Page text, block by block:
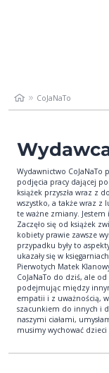
CoJaNaTo
Wydawnictwo
podjęcia pracy dającej
książek przyszła wraz z
wszystko, a także wraz
te ważne zmiany.
Zaczęło się od książek
kobiety prawie zawsze
przypadku były to
ukazały się w
Pierwotych Matek
CoJaNaTo do dziś, ale
podejmując między
empatii i z uważnością,
szacunkiem do innych i
naszymi ciałami,
musimy wychować dzieci